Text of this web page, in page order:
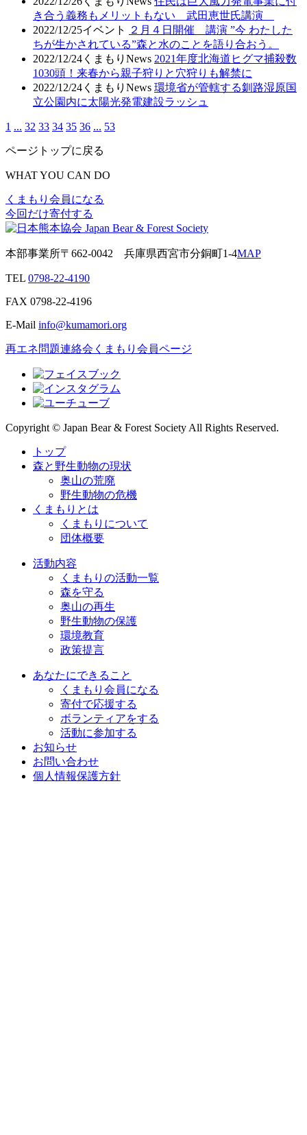
き合う義務もメリットもない 武田恵世氏講演
2022/12/25イベント
２月４日開催 講演 ”今 わたした
ちが生かされている”森と水のことを語り合おう。
2022/12/24 くまもりNews 2021年度北海道ヒグマ捕殺数
1030頭！来春から親子狩りと穴狩りも解禁に
2022/12/24 くまもりNews 環境省が管轄する釧路湿原国
立公園内に太陽光発電建設ラッシュ
1 ... 32 33 34 35 36 ... 53
ページトップに戻る
WHAT YOU CAN DO
くまもり会員になる
今回だけ寄付する
本部事業所〒662-0042 兵庫県西宮市分銅町1-4MAP
TEL 0798-22-4190
FAX 0798-22-4196
E-Mail info@kumamori.org
再エネ問題連絡会 くまもり会員ページ
Copyright © Japan Bear & Forest Society All Rights Reserved.
トップ
森と野生動物の現状
奥山の荒廃
野生動物の危機
くまもりとは
くまもりについて
団体概要
活動内容
くまもりの活動一覧
森を守る
奥山の再生
野生動物の保護
環境教育
政策提言
あなたにできること
くまもり会員になる
寄付で応援する
ボランティアをする
活動に参加する
お知らせ
お問い合わせ
個人情報保護方針